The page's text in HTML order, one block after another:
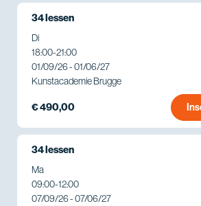
34 lessen
Di
18:00-21:00
01/09/26 - 01/06/27
Kunstacademie Brugge
€ 490,00
34 lessen
Ma
09:00-12:00
07/09/26 - 07/06/27